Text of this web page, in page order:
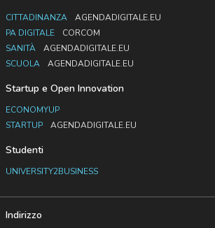
CITTADINANZA
AGENDADIGITALE.EU
PA DIGITALE
CORCOM
SANITÀ
AGENDADIGITALE.EU
SCUOLA
AGENDADIGITALE.EU
Startup e Open Innovation
ECONOMYUP
STARTUP
AGENDADIGITALE.EU
Studenti
UNIVERSITY2BUSINESS
Indirizzo